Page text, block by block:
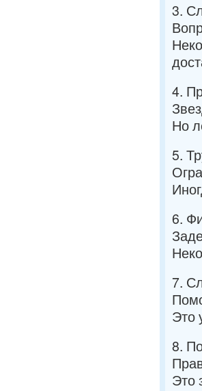
3.
4.
Но
5.
6.
7.
Это
8.
Это